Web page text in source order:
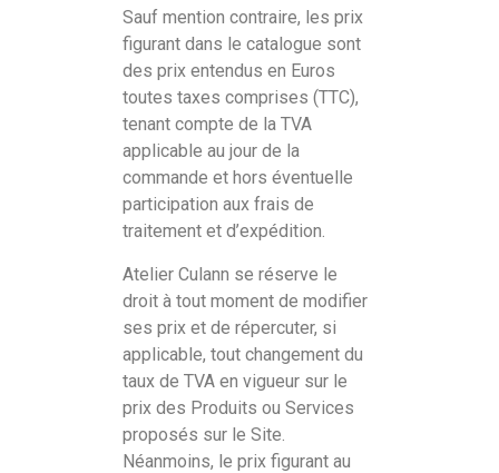
Sauf mention contraire, les prix
figurant dans le catalogue sont
des prix entendus en Euros
toutes taxes comprises (TTC),
tenant compte de la TVA
applicable au jour de la
commande et hors éventuelle
participation aux frais de
traitement et d’expédition.
Atelier Culann se réserve le
droit à tout moment de modifier
ses prix et de répercuter, si
applicable, tout changement du
taux de TVA en vigueur sur le
prix des Produits ou Services
proposés sur le Site.
Néanmoins, le prix figurant au